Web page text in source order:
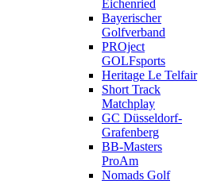
Eichenried
Bayerischer
Golfverband
PROject
GOLFsports
Heritage Le Telfair
Short Track
Matchplay
GC Düsseldorf-
Grafenberg
BB-Masters
ProAm
Nomads Golf